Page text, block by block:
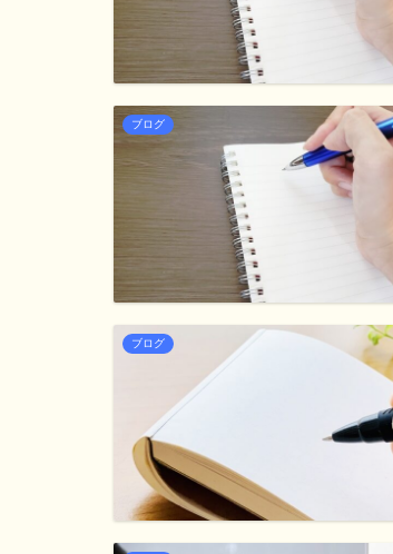
ブログ
ブログ